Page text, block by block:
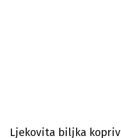
Ljekovita biljka